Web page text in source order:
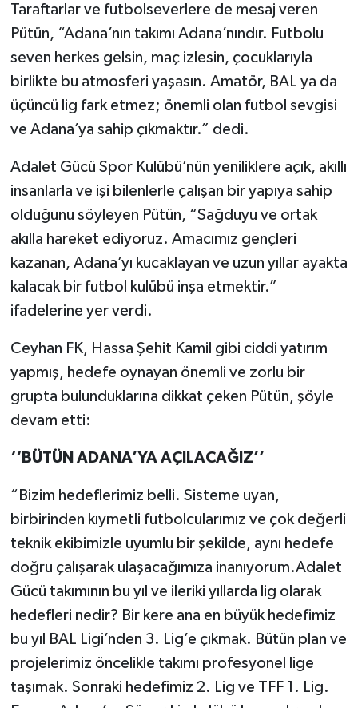
Taraftarlar ve futbolseverlere de mesaj veren
Pütün, “Adana’nın takımı Adana’nındır. Futbolu
seven herkes gelsin, maç izlesin, çocuklarıyla
birlikte bu atmosferi yaşasın. Amatör, BAL ya da
üçüncü lig fark etmez; önemli olan futbol sevgisi
ve Adana’ya sahip çıkmaktır.” dedi.
Adalet Gücü Spor Kulübü’nün yeniliklere açık, akıllı
insanlarla ve işi bilenlerle çalışan bir yapıya sahip
olduğunu söyleyen Pütün, “Sağduyu ve ortak
akılla hareket ediyoruz. Amacımız gençleri
kazanan, Adana’yı kucaklayan ve uzun yıllar ayakta
kalacak bir futbol kulübü inşa etmektir.”
ifadelerine yer verdi.
Ceyhan FK, Hassa Şehit Kamil gibi ciddi yatırım
yapmış, hedefe oynayan önemli ve zorlu bir
grupta bulunduklarına dikkat çeken Pütün, şöyle
devam etti:
‘‘BÜTÜN ADANA’YA AÇILACAĞIZ’’
“Bizim hedeflerimiz belli. Sisteme uyan,
birbirinden kıymetli futbolcularımız ve çok değerli
teknik ekibimizle uyumlu bir şekilde, aynı hedefe
doğru çalışarak ulaşacağımıza inanıyorum.Adalet
Gücü takımının bu yıl ve ileriki yıllarda lig olarak
hedefleri nedir? Bir kere ana en büyük hedefimiz
bu yıl BAL Ligi’nden 3. Lig’e çıkmak. Bütün plan ve
projelerimiz öncelikle takımı profesyonel lige
taşımak. Sonraki hedefimiz 2. Lig ve TFF 1. Lig.